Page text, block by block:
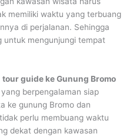
memiliki waktu yang terbuang
di perjalanan. Sehingga
untuk mengunjungi tempat
tour guide ke Gunung Bromo
berpengalaman siap
ke gunung Bromo dan
perlu membuang waktu
dekat dengan kawasan